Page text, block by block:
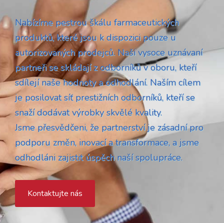
Nabízíme pestrou škálu farmaceutických
produktů, které jsou k dispozici pouze u
autorizovaných prodejců. Naši vysoce uznávaní
partneři se skládají z odborníků v oboru, kteří
sdílejí naše hodnoty a odhodlání. Naším cílem
je posilovat síť prestižních odborníků, kteří se
snaží dodávat výrobky skvělé kvality.
Jsme přesvědčeni, že partnerství je zásadní pro
podporu změn, inovací a transformace, a jsme
odhodláni zajistit úspěch naší spolupráce.
Kontaktujte nás